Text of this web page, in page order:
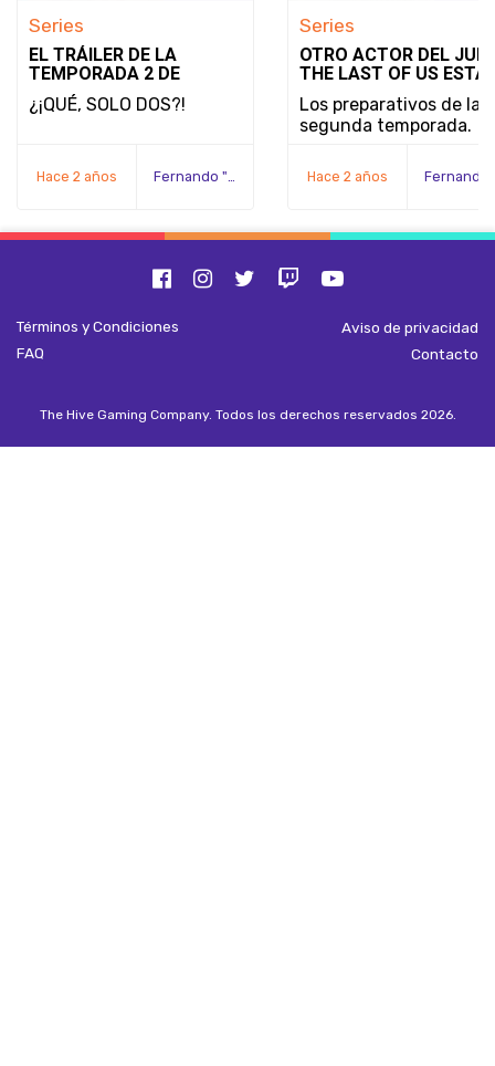
Series
EL TRÁILER DE LA
TEMPORADA 2 DE
ARCANE DE NETFLIX
CONFIRMA QUE ES LA
¿¡QUÉ, SOLO DOS?!
Hace 2 años Fernando "Serex" Méndez
Series
OTRO ACTOR DEL
THE LAST OF US ESTÁ
RETOMANDO SU
EN EL PROGRAMA
Los preparativos de la
segunda temporada.
Hace 2 años
The Hive Gaming Company. Todos los derechos reservados 2026.
Términos y Condiciones
Aviso de privacidad
FAQ
Contacto